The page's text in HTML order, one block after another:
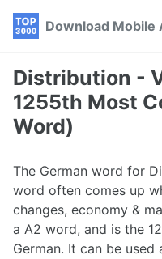
Skip
navigation
Skip
Skip
Download Mobile
Distribution -
1255th Most
Word)
The German word for
word often comes up
changes, economy &
a A2 word, and is the
German. It can be used